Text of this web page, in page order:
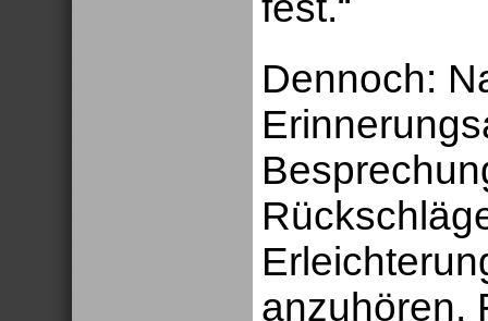
Dennoch:
anzuhören.